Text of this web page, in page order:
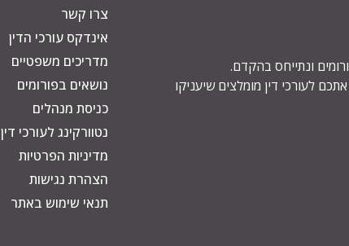
ונתייחס בהקדם.
לעורכי דין מומלצים שיעניקו
צרו קשר
אינדקס עורכי הדין
מדריכים משפטיים
נושאים בפורומים
כניסת מנהלים
נטוורקינג לעורכי דין
מדיניות הפרטיות
הצהרת נגישות
תנאי שימוש באתר